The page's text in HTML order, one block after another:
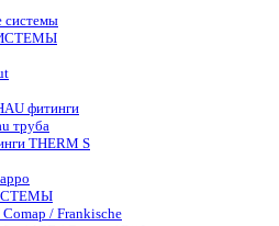
системы
фитинги
труба
THERM S
Comap / Frankische